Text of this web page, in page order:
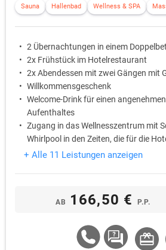
Sauna Hallenbad Wellness & SPA
2 Übernachtungen in einem
2x Frühstück im Hotelrestaurant
2x Abendessen mit zwei Gängen mit
Willkommensgeschenk
Welcome-Drink für einen
Aufenthaltes
Zugang in das Wellnesszentrum mit
Whirlpool in den Zeiten, die für die
+ Alle 11 Leistungen anzeigen
AB 166,50 € P.P.